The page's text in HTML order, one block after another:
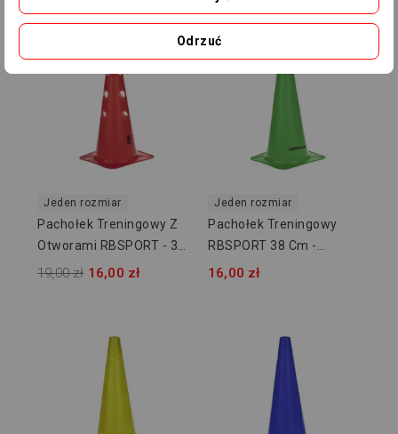
Jeden rozmiar
Pachołek Treningowy Z
Otworami RBSPORT - 38
Cm RB54164
19,00 zł 16,00 zł
Jeden rozmiar
Pachołek Treningowy
RBSPORT 38 Cm -
Zielony RB54163-15
16,00 zł
Odrzuć